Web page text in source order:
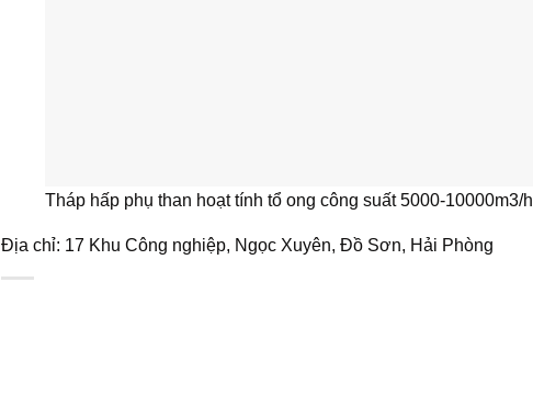
Tháp hấp phụ than hoạt tính tổ ong công suất 5000-10000m3/h
Địa chỉ: 17 Khu Công nghiệp, Ngọc Xuyên, Đồ Sơn, Hải Phòng